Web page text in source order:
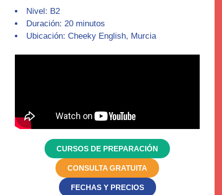
Nivel: B2
Duración: 20 minutos
Ubicación: Cheeky English, Murcia
CURSOS DE PREPARACIÓN
CONSULTA GRATUITA
FECHAS Y PRECIOS